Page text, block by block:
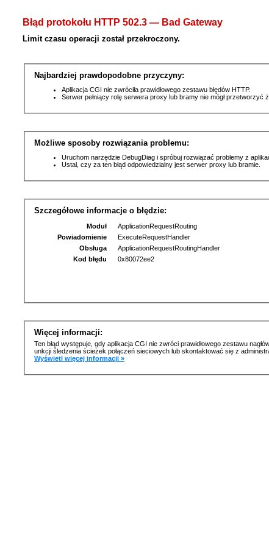
Błąd protokołu HTTP 502.3 — Bad Gateway
Limit czasu operacji został przekroczony.
Najbardziej prawdopodobne przyczyny:
Aplikacja CGI nie zwróciła prawidłowego zestawu błędów HTTP.
Serwer pełniący rolę serwera proxy lub bramy nie mógł przetworzyć
Możliwe sposoby rozwiązania problemu:
Uruchom narzędzie DebugDiag i spróbuj rozwiązać problemy z
Ustal, czy za ten błąd odpowiedzialny jest serwer proxy lub bramie.
Szczegółowe informacje o błędzie:
Moduł
ApplicationRequestRouting
Powiadomienie
ExecuteRequestHandler
Obsługa
ApplicationRequestRoutingHandler
Kod błędu
0x80072ee2
Więcej informacji:
Ten błąd występuje, gdy aplikacja CGI nie zwróci prawidłowego zestawu
unkcji śledzenia ścieżek połączeń sieciowych lub skontaktować się z
Wyświetl więcej informacji »